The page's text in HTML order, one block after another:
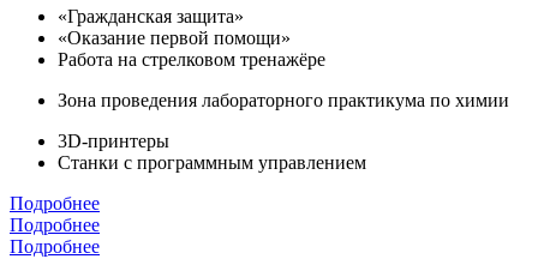
«Гражданская защита»
«Оказание первой помощи»
Работа на стрелковом тренажёре
Зона проведения лабораторного практикума по химии
3D-принтеры
Станки с программным управлением
Подробнее
Подробнее
Подробнее